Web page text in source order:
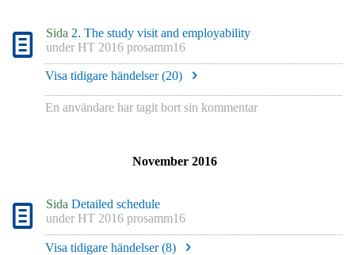
Sida 2. The study visit and employability
under HT 2016 prosamm16
Visa tidigare händelser (20)
En användare har tagit bort sin kommentar
November 2016
Sida Detailed schedule
under HT 2016 prosamm16
Visa tidigare händelser (8)